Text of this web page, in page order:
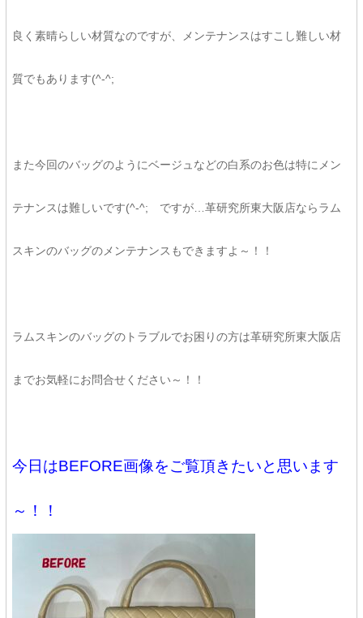
良く素晴らしい材質なのですが、メンテナンスはすこし難しい材
質でもあります(^-^;
また今回のバッグのようにベージュなどの白系のお色は特にメン
テナンスは難しいです(^-^; ですが…革研究所東大阪店ならラム
スキンのバッグのメンテナンスもできますよ～！！
ラムスキンのバッグのトラブルでお困りの方は革研究所東大阪店
までお気軽にお問合せください～！！
今日はBEFORE画像をご覧頂きたいと思います
～！！